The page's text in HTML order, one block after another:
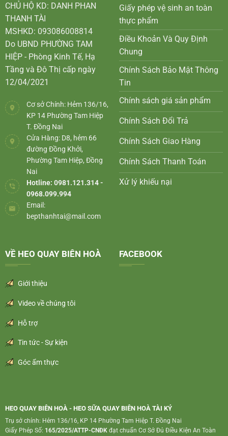
CHỦ HỘ KD: DANH PHAN
THANH TÀI
MSHKD: 093086008814
Do UBND PHƯỜNG TAM
HIỆP - Phòng Kinh Tế, Hạ
Tầng và Đô Thị cấp ngày
12/04/2021
Cơ sở Chính: Hẻm 136/16,
KP 14 Phường Tam Hiệp
T. Đồng Nai
Cửa Hàng: D8, hẻm 66
đường Đồng Khởi,
Phường Tam Hiệp, Đồng
Nai
Hotline: 0981.121.314 -
0968.099.994
Email:
bepthanhtai@mail.com
Giấy phép vệ sinh an toàn
thực phẩm
Điều Khoản Và Quy Định
Chung
Chính Sách Bảo Mật Thông
Tin
Chính sách giá sản phẩm
Chính Sách Đổi Trả
Chính Sách Giao Hàng
Chính Sách Thanh Toán
Xử lý khiếu nại
VỀ HEO QUAY BIÊN HOÀ
Giới thiệu
Video về chúng tôi
Hỗ trợ
Tin tức - Sự kiện
Góc ẩm thực
FACEBOOK
HEO QUAY BIÊN HOÀ - HEO SỮA QUAY BIÊN HOÀ TÀI KÝ
Trụ sở chính: Hẻm 136/16, KP 14 Phường Tam Hiệp T. Đồng Nai
Giấy Phép Số: 165/2025/ATTP-CNĐKđạt chuẩn Cơ Sở Đủ Điều Kiện An Toàn